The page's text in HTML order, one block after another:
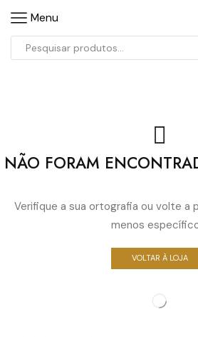
Menu
NÃO FORAM
Verifique a sua ortografia ou volte a
menos
VOLTAR À LOJA